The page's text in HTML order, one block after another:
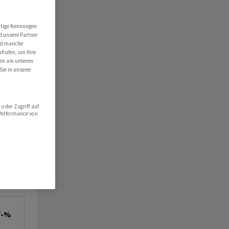
%
Kennungen
unsere Partner
manche
um Ihre
am unteren
in unserer
oder Zugriff auf
von